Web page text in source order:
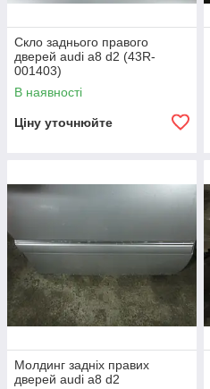
Скло заднього правого
дверей audi a8 d2 (43R-
001403)
В наявності
Ціну уточнюйте
Молдинг задніх правих
дверей audi a8 d2